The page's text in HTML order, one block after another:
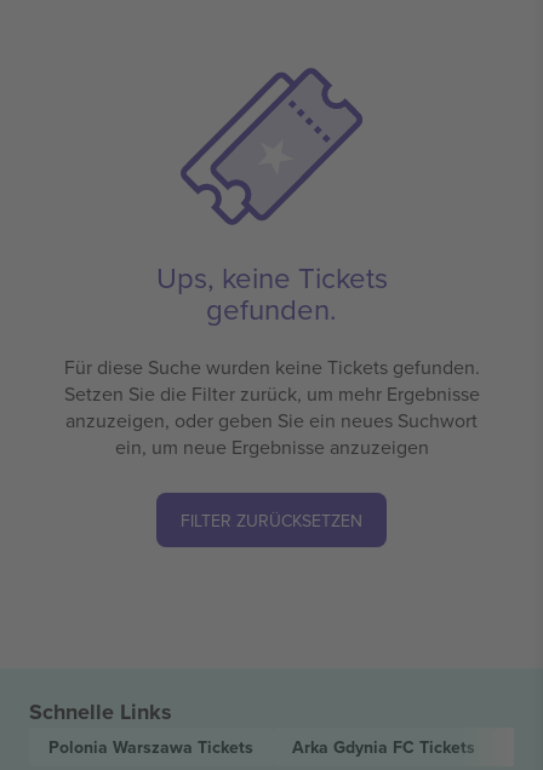
Ups, keine Tickets
gefunden.
Für diese Suche wurden keine Tickets gefunden.
Setzen Sie die Filter zurück, um mehr Ergebnisse
anzuzeigen, oder geben Sie ein neues Suchwort
ein, um neue Ergebnisse anzuzeigen
FILTER ZURÜCKSETZEN
Schnelle Links
Polonia Warszawa Tickets Arka Gdynia FC Tickets